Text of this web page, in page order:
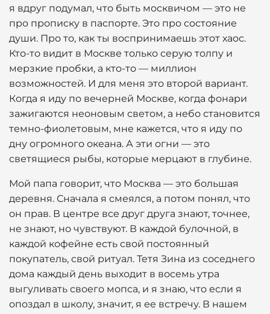
я вдруг подумал, что быть москвичом — это не
про прописку в паспорте. Это про состояние
души. Про то, как ты воспринимаешь этот хаос.
Кто-то видит в Москве только серую толпу и
мерзкие пробки, а кто-то — миллион
возможностей. И для меня это второй вариант.
Когда я иду по вечерней Москве, когда фонари
зажигаются неоновым светом, а небо становится
темно-фиолетовым, мне кажется, что я иду по
дну огромного океана. А эти огни — это
светящиеся рыбы, которые мерцают в глубине.
Мой папа говорит, что Москва — это большая
деревня. Сначала я смеялся, а потом понял, что
он прав. В центре все друг друга знают, точнее,
не знают, но чувствуют. В каждой булочной, в
каждой кофейне есть свой постоянный
покупатель, свой ритуал. Тетя Зина из соседнего
дома каждый день выходит в восемь утра
выгуливать своего мопса, и я знаю, что если я
опоздал в школу, значит, я ее встречу. В нашем